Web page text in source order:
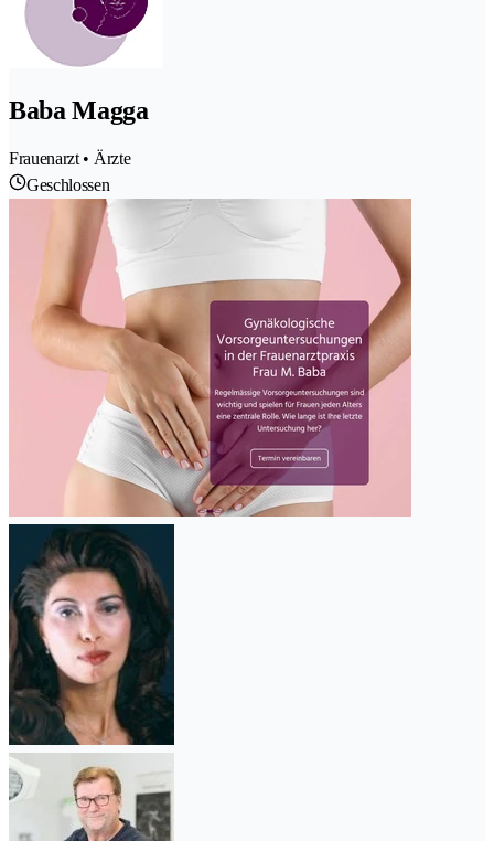
Baba Magga
Frauenarzt • Ärzte
Geschlossen